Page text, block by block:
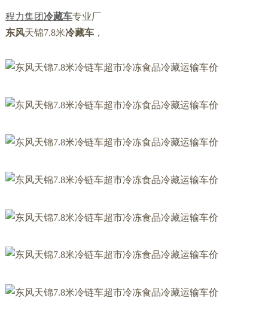
程力集团冷藏车专业厂
东风天锦7.8米冷藏车，